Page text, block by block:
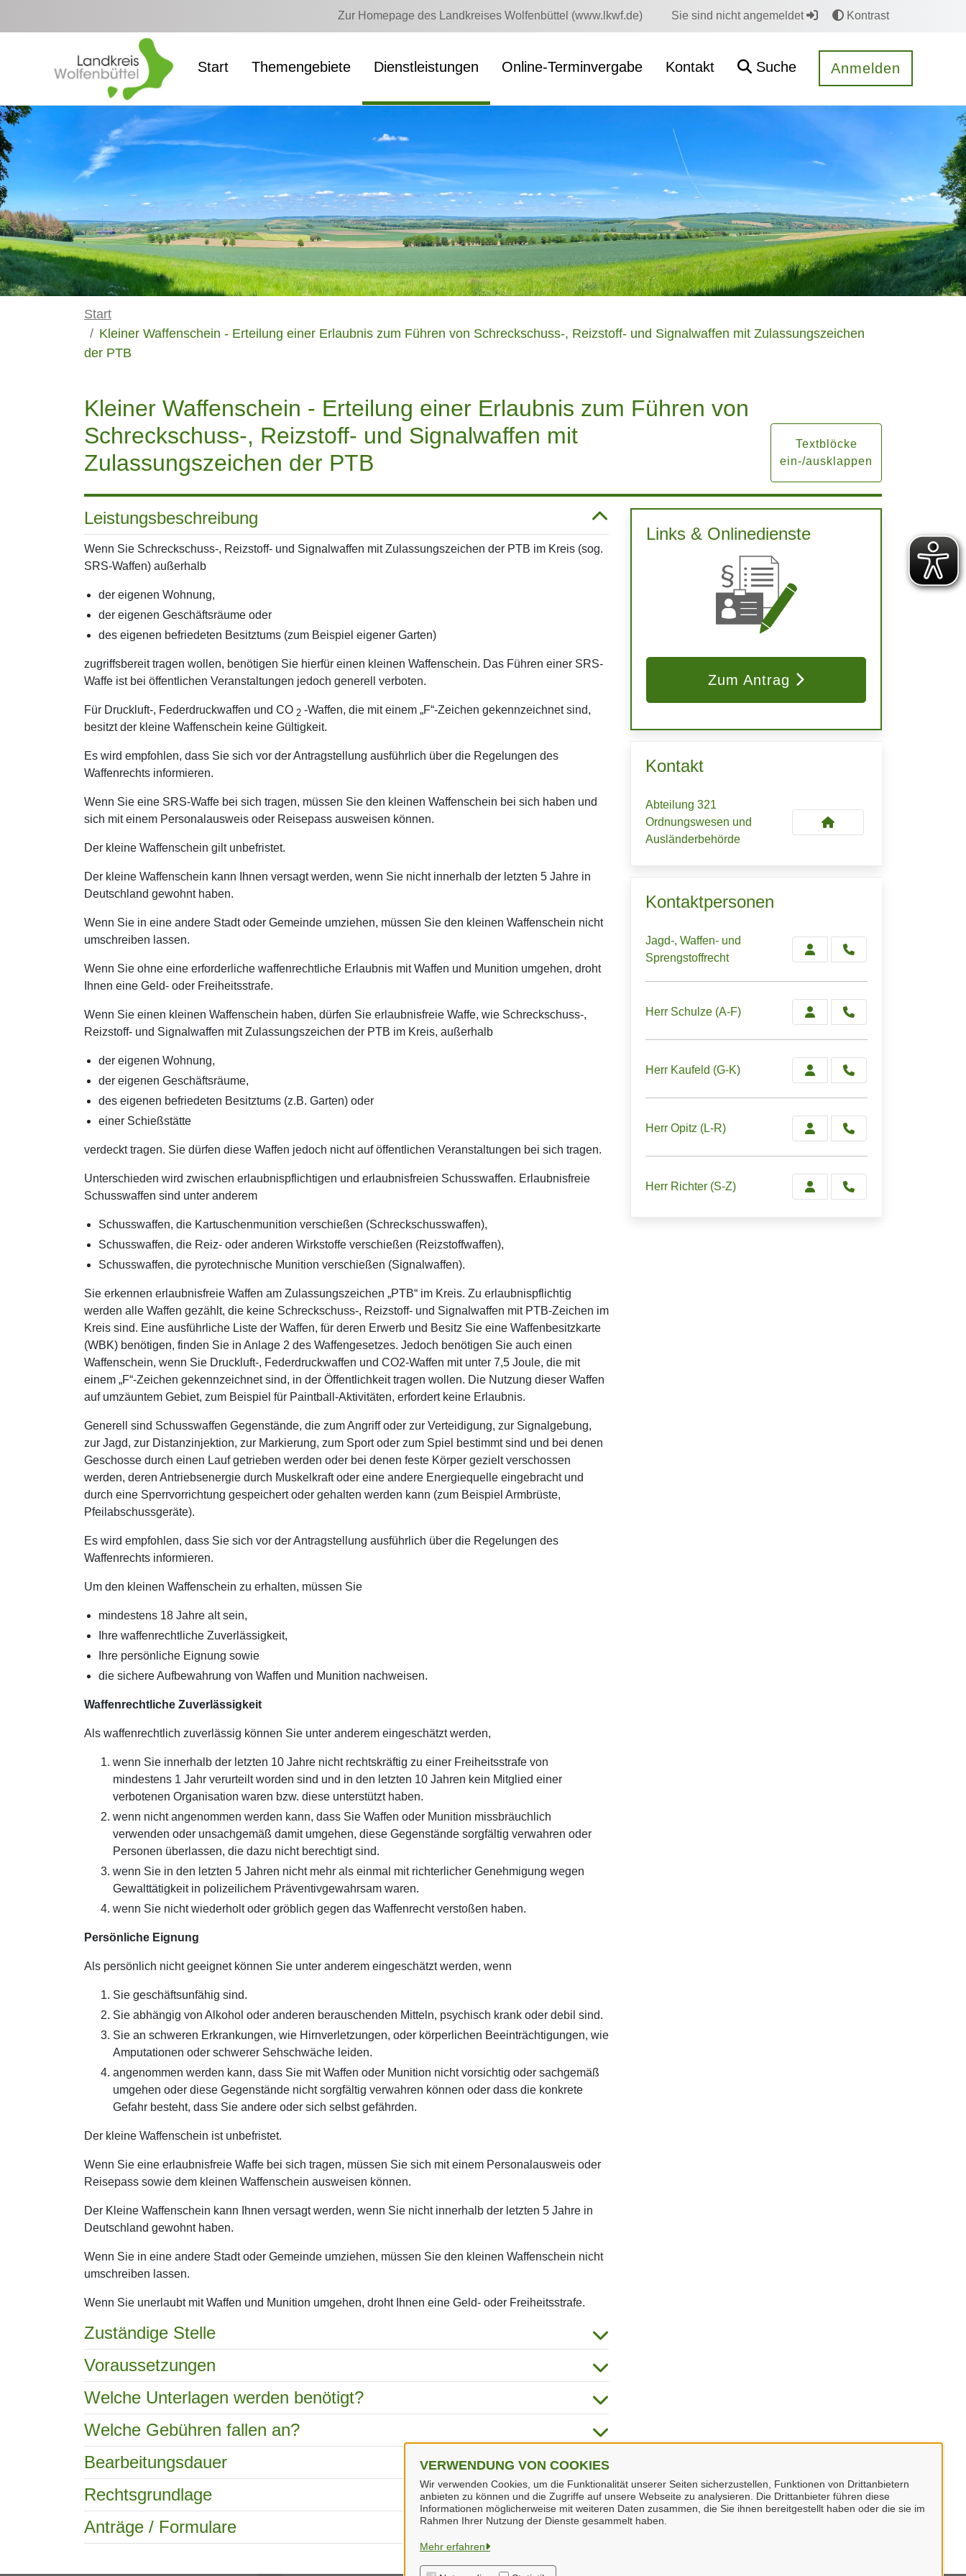
VERWENDUNG VON COOKIES
Wir verwenden Cookies, um die Funktionalität unserer Seiten sicherzustellen, Funktionen von Drittanbietern
anbieten zu können und die Zugriffe auf unsere Webseite zu analysieren. Die Drittanbieter führen diese
Informationen möglicherweise mit weiteren Daten zusammen, die Sie ihnen bereitgestellt haben oder die sie im
Rahmen Ihrer Nutzung der Dienste gesammelt haben.
Mehr erfahren
Zur Homepage des Landkreises Wolfenbüttel (www.lkwf.de) Sie sind nicht angemeldet Kontrast
Start Themengebiete Dienstleistungen Online-Terminvergabe Kontakt Suche Anmelden
Start
Kleiner Waffenschein - Erteilung einer Erlaubnis zum Führen von Schreckschuss-, Reizstoff- und Signalwaffen mit Zulassungszeichen
der PTB
Kleiner Waffenschein - Erteilung einer Erlaubnis zum Führen von
Schreckschuss-, Reizstoff- und Signalwaffen mit
Zulassungszeichen der PTB
Textblöcke
ein-/ausklappen
Leistungsbeschreibung
Wenn Sie Schreckschuss-, Reizstoff- und Signalwaffen mit Zulassungszeichen der PTB im Kreis (sog.
SRS-Waffen) außerhalb
der eigenen Wohnung,
der eigenen Geschäftsräume oder
des eigenen befriedeten Besitztums (zum Beispiel eigener Garten)
zugriffsbereit tragen wollen, benötigen Sie hierfür einen kleinen Waffenschein. Das Führen einer SRS-
Waffe ist bei öffentlichen Veranstaltungen jedoch generell verboten.
Für Druckluft-, Federdruckwaffen und CO 2 -Waffen, die mit einem „F“-Zeichen gekennzeichnet sind,
besitzt der kleine Waffenschein keine Gültigkeit.
Es wird empfohlen, dass Sie sich vor der Antragstellung ausführlich über die Regelungen des
Waffenrechts informieren.
Wenn Sie eine SRS-Waffe bei sich tragen, müssen Sie den kleinen Waffenschein bei sich haben und
sich mit einem Personalausweis oder Reisepass ausweisen können.
Der kleine Waffenschein gilt unbefristet.
Der kleine Waffenschein kann Ihnen versagt werden, wenn Sie nicht innerhalb der letzten 5 Jahre in
Deutschland gewohnt haben.
Wenn Sie in eine andere Stadt oder Gemeinde umziehen, müssen Sie den kleinen Waffenschein nicht
umschreiben lassen.
Wenn Sie ohne eine erforderliche waffenrechtliche Erlaubnis mit Waffen und Munition umgehen, droht
Ihnen eine Geld- oder Freiheitsstrafe.
Wenn Sie einen kleinen Waffenschein haben, dürfen Sie erlaubnisfreie Waffe, wie Schreckschuss-,
Reizstoff- und Signalwaffen mit Zulassungszeichen der PTB im Kreis, außerhalb
der eigenen Wohnung,
der eigenen Geschäftsräume,
des eigenen befriedeten Besitztums (z.B. Garten) oder
einer Schießstätte
verdeckt tragen. Sie dürfen diese Waffen jedoch nicht auf öffentlichen Veranstaltungen bei sich tragen.
Unterschieden wird zwischen erlaubnispflichtigen und erlaubnisfreien Schusswaffen. Erlaubnisfreie
Schusswaffen sind unter anderem
Schusswaffen, die Kartuschenmunition verschießen (Schreckschusswaffen),
Schusswaffen, die Reiz- oder anderen Wirkstoffe verschießen (Reizstoffwaffen),
Schusswaffen, die pyrotechnische Munition verschießen (Signalwaffen).
Sie erkennen erlaubnisfreie Waffen am Zulassungszeichen „PTB“ im Kreis. Zu erlaubnispflichtig
werden alle Waffen gezählt, die keine Schreckschuss-, Reizstoff- und Signalwaffen mit PTB-Zeichen im
Kreis sind. Eine ausführliche Liste der Waffen, für deren Erwerb und Besitz Sie eine Waffenbesitzkarte
(WBK) benötigen, finden Sie in Anlage 2 des Waffengesetzes. Jedoch benötigen Sie auch einen
Waffenschein, wenn Sie Druckluft-, Federdruckwaffen und CO2-Waffen mit unter 7,5 Joule, die mit
einem „F“-Zeichen gekennzeichnet sind, in der Öffentlichkeit tragen wollen. Die Nutzung dieser Waffen
auf umzäuntem Gebiet, zum Beispiel für Paintball-Aktivitäten, erfordert keine Erlaubnis.
Generell sind Schusswaffen Gegenstände, die zum Angriff oder zur Verteidigung, zur Signalgebung,
zur Jagd, zur Distanzinjektion, zur Markierung, zum Sport oder zum Spiel bestimmt sind und bei denen
Geschosse durch einen Lauf getrieben werden oder bei denen feste Körper gezielt verschossen
werden, deren Antriebsenergie durch Muskelkraft oder eine andere Energiequelle eingebracht und
durch eine Sperrvorrichtung gespeichert oder gehalten werden kann (zum Beispiel Armbrüste,
Pfeilabschussgeräte).
Es wird empfohlen, dass Sie sich vor der Antragstellung ausführlich über die Regelungen des
Waffenrechts informieren.
Um den kleinen Waffenschein zu erhalten, müssen Sie
mindestens 18 Jahre alt sein,
Ihre waffenrechtliche Zuverlässigkeit,
Ihre persönliche Eignung sowie
die sichere Aufbewahrung von Waffen und Munition nachweisen.
Waffenrechtliche Zuverlässigkeit
Als waffenrechtlich zuverlässig können Sie unter anderem eingeschätzt werden,
wenn Sie innerhalb der letzten 10 Jahre nicht rechtskräftig zu einer Freiheitsstrafe von
mindestens 1 Jahr verurteilt worden sind und in den letzten 10 Jahren kein Mitglied einer
verbotenen Organisation waren bzw. diese unterstützt haben.
wenn nicht angenommen werden kann, dass Sie Waffen oder Munition missbräuchlich
verwenden oder unsachgemäß damit umgehen, diese Gegenstände sorgfältig verwahren oder
Personen überlassen, die dazu nicht berechtigt sind.
wenn Sie in den letzten 5 Jahren nicht mehr als einmal mit richterlicher Genehmigung wegen
Gewalttätigkeit in polizeilichem Präventivgewahrsam waren.
wenn Sie nicht wiederholt oder gröblich gegen das Waffenrecht verstoßen haben.
Persönliche Eignung
Als persönlich nicht geeignet können Sie unter anderem eingeschätzt werden, wenn
Sie geschäftsunfähig sind.
Sie abhängig von Alkohol oder anderen berauschenden Mitteln, psychisch krank oder debil sind.
Sie an schweren Erkrankungen, wie Hirnverletzungen, oder körperlichen Beeinträchtigungen, wie
Amputationen oder schwerer Sehschwäche leiden.
angenommen werden kann, dass Sie mit Waffen oder Munition nicht vorsichtig oder sachgemäß
umgehen oder diese Gegenstände nicht sorgfältig verwahren können oder dass die konkrete
Gefahr besteht, dass Sie andere oder sich selbst gefährden.
Der kleine Waffenschein ist unbefristet.
Wenn Sie eine erlaubnisfreie Waffe bei sich tragen, müssen Sie sich mit einem Personalausweis oder
Reisepass sowie dem kleinen Waffenschein ausweisen können.
Der Kleine Waffenschein kann Ihnen versagt werden, wenn Sie nicht innerhalb der letzten 5 Jahre in
Deutschland gewohnt haben.
Wenn Sie in eine andere Stadt oder Gemeinde umziehen, müssen Sie den kleinen Waffenschein nicht
umschreiben lassen.
Wenn Sie unerlaubt mit Waffen und Munition umgehen, droht Ihnen eine Geld- oder Freiheitsstrafe.
Zuständige Stelle
Voraussetzungen
Welche Unterlagen werden benötigt?
Welche Gebühren fallen an?
Bearbeitungsdauer
Rechtsgrundlage
Anträge / Formulare
Links & Onlinedienste
Zum Antrag
Kontakt
Abteilung 321
Ordnungswesen und
Ausländerbehörde
Kontaktpersonen
Jagd-, Waffen- und
Sprengstoffrecht
Herr Schulze (A-F)
Herr Kaufeld (G-K)
Herr Opitz (L-R)
Herr Richter (S-Z)